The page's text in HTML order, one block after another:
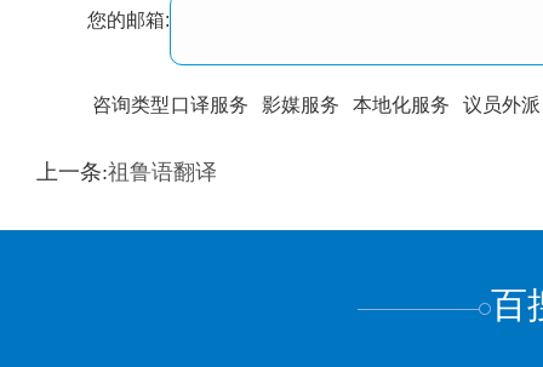
您的邮箱:
咨询类型口译服务 影媒服务 本地化服务 议员外派
训翻译
上一条:祖鲁语翻译
百